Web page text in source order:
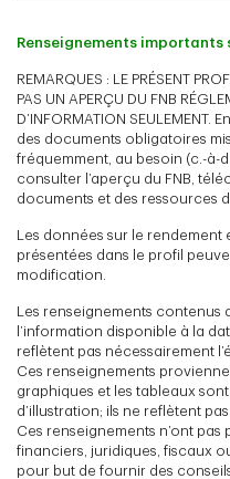
Renseignements importants
REMARQUES : LE PRÉSENT
PAS UN APERÇU DU FNB
D’INFORMATION
des documents obligatoires
fréquemment, au besoin (c.-à-
consulter l’aperçu du FNB,
documents et des ressources
Les données sur le rendement
présentées dans le profil
modification.
Les renseignements contenus
l’information disponible à la
reflètent pas nécessairement
Ces renseignements
graphiques et les tableaux
d’illustration; ils ne reflètent
Ces renseignements n’ont
financiers, juridiques, fiscaux
pour but de fournir des